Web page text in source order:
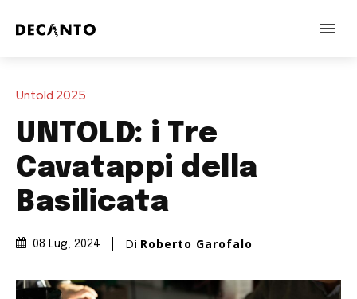
Untold 2025
UNTOLD: i Tre
Cavatappi della
Basilicata
08 Lug, 2024 Di Roberto Garofalo